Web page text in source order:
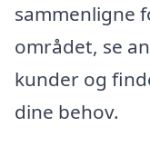
sammenligne
området, se
kunder og
dine behov.